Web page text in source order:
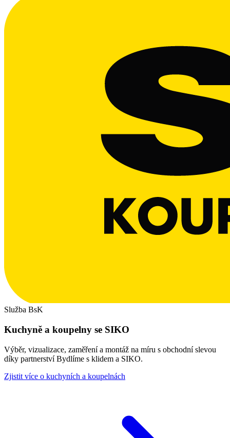
Služba BsK
Kuchyně a koupelny se SIKO
Výběr, vizualizace, zaměření a montáž na míru s obchodní slevou
díky partnerství Bydlíme s klidem a SIKO.
Zjistit více o kuchyních a koupelnách